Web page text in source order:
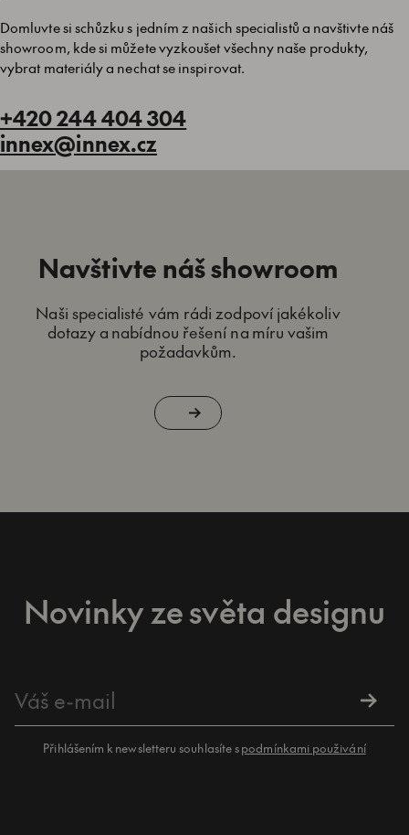
Domluvte si schůzku s jedním z našich specialistů a navštivte náš
showroom, kde si můžete vyzkoušet všechny naše produkty,
vybrat materiály a nechat se inspirovat.
+420 244 404 304
innex@innex.cz
Navštivte náš showroom
Naši specialisté vám rádi zodpoví jakékoliv
dotazy a nabídnou řešení na míru vašim
požadavkům.
Novinky ze světa designu
Přihlášením k newsletteru souhlasíte spodmínkami použivání